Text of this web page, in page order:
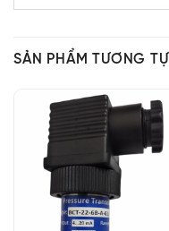
SẢN PHẨM TƯƠNG TỰ